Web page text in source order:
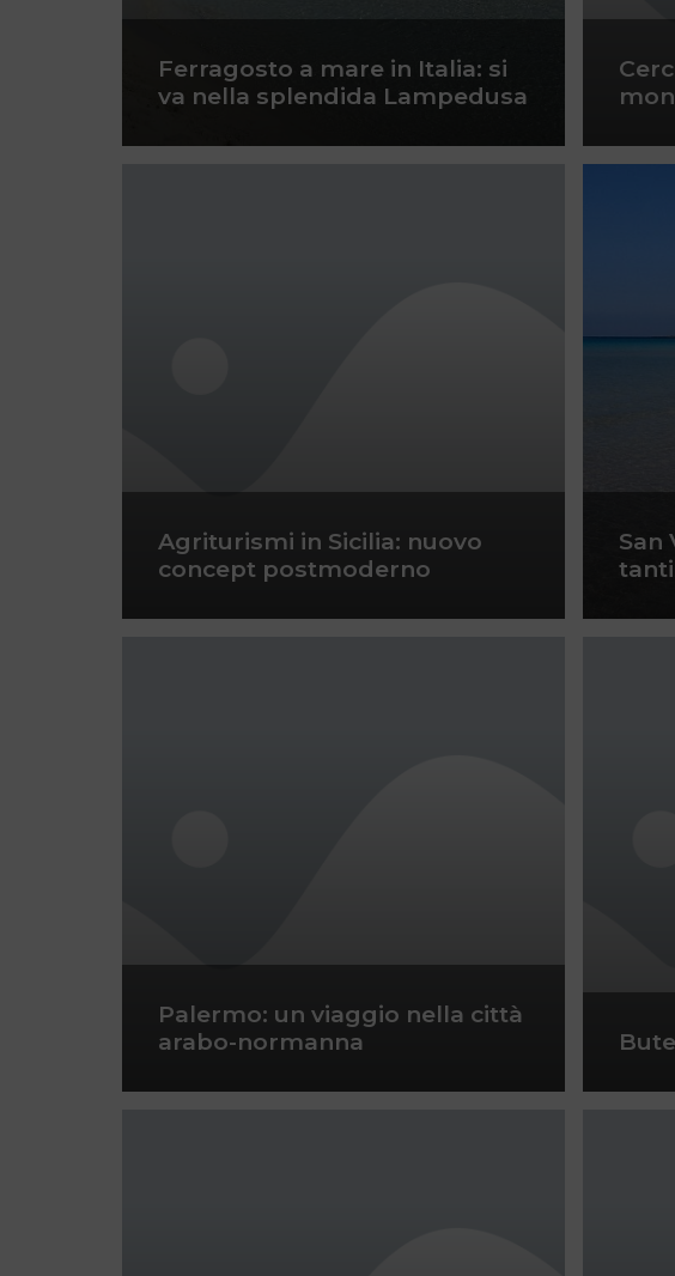
Ferragosto a mare in Italia: si
va nella splendida Lampedusa
Agriturismi in Sicilia: nuovo
concept postmoderno
San
Palermo: un viaggio nella città
arabo-normanna